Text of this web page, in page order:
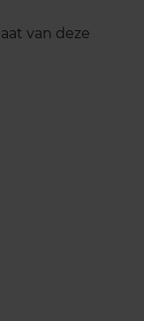
van deze